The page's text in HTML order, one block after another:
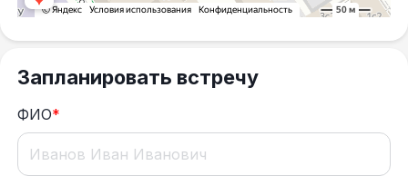
Запланировать встречу
ФИО*